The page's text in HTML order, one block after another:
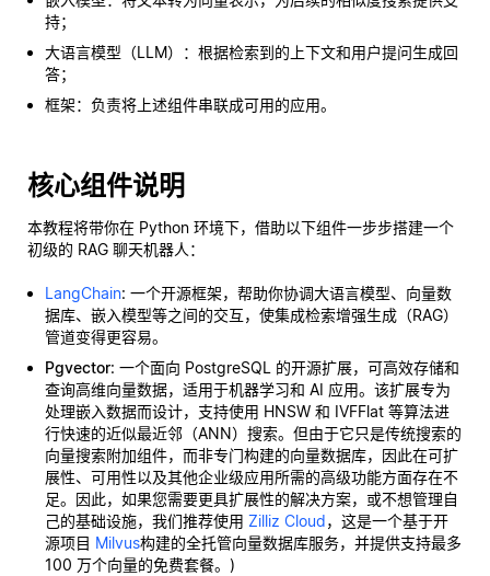
持；
大语言模型（LLM）：根据检索到的上下文和用户提问生成回
答；
框架：负责将上述组件串联成可用的应用。
核心组件说明
本教程将带你在 Python 环境下，借助以下组件一步步搭建一个
初级的 RAG 聊天机器人：
LangChain: 一个开源框架，帮助你协调大语言模型、向量数
据库、嵌入模型等之间的交互，使集成检索增强生成（RAG）
管道变得更容易。
Pgvector: 一个面向 PostgreSQL 的开源扩展，可高效存储和
查询高维向量数据，适用于机器学习和 AI 应用。该扩展专为
处理嵌入数据而设计，支持使用 HNSW 和 IVFFlat 等算法进
行快速的近似最近邻（ANN）搜索。但由于它只是传统搜索的
向量搜索附加组件，而非专门构建的向量数据库，因此在可扩
展性、可用性以及其他企业级应用所需的高级功能方面存在不
足。因此，如果您需要更具扩展性的解决方案，或不想管理自
己的基础设施，我们推荐使用 Zilliz Cloud，这是一个基于开
源项目 Milvus构建的全托管向量数据库服务，并提供支持最多
100 万个向量的免费套餐。)